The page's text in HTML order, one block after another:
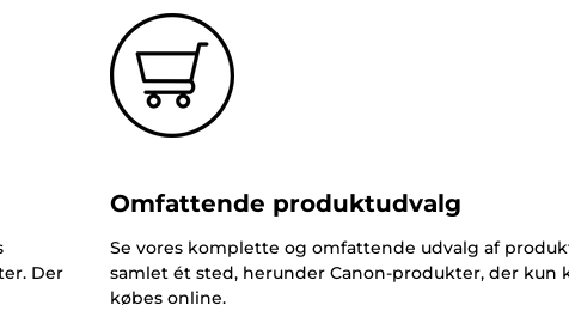
Der
Omfattende produktudvalg
Se vores komplette og omfattende udvalg af
samlet ét sted, herunder Canon-produkter, der kun
købes online.